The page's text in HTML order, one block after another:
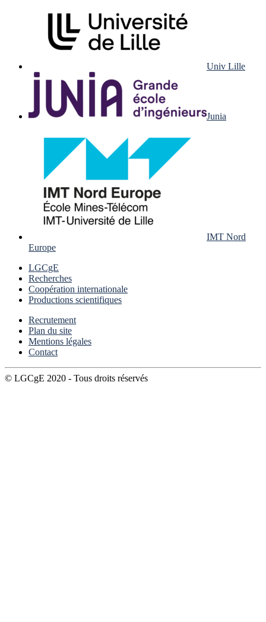
Univ Lille
Junia
IMT Nord
Europe
LGCgE
Recherches
Coopération internationale
Productions scientifiques
Recrutement
Plan du site
Mentions légales
Contact
© LGCgE 2020 - Tous droits réservés